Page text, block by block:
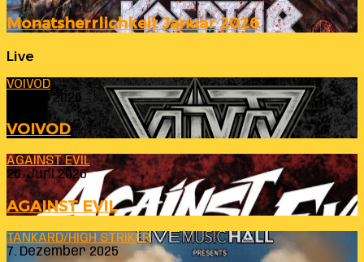
Monatsherrlichkeit Januar 2026
Live
VOIVOD
23. Juli 2026
VOIVOD
AGAINST EVIL
26. Juni 2026
AGAINST EVIL
TANKARD/HIGH STRIKER
7. Dezember 2025